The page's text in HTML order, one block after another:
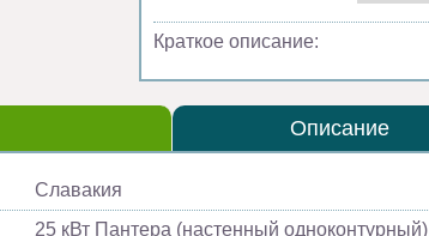
Краткое описание:
Описание
Славакия
25 кВт Пантера (настенный одноконтурный)